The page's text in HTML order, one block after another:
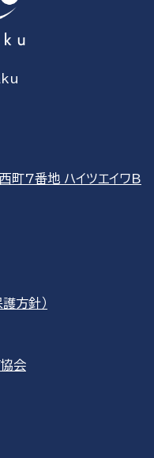
町7番地 ハイツエイワB
方針）
会